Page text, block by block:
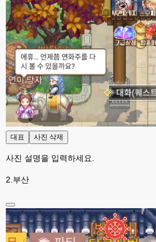
대표 사진 삭제
사진 설명을 입력하세요.
2.부산